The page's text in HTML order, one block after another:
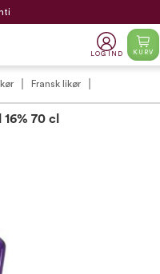
LOG IND KURV
Fransk likør
70 cl